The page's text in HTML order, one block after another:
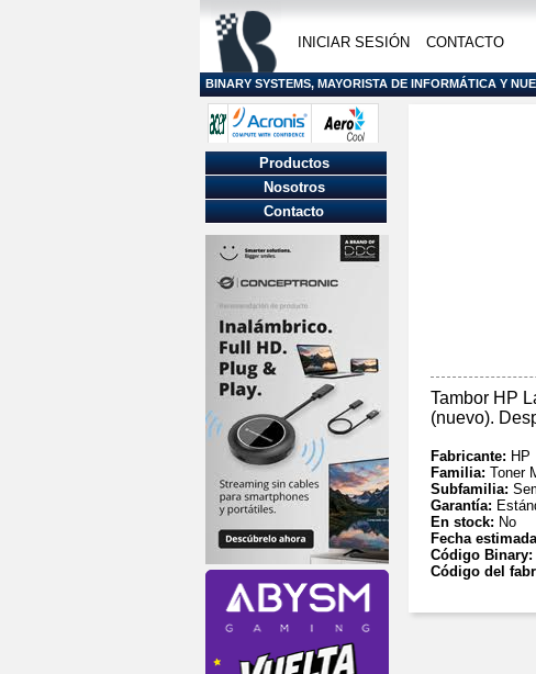
INICIAR SESIÓN CONTACTO
BINARY SYSTEMS, MAYORISTA DE INFORMÁTICA Y
Tambor HP
(nuevo).
Fabricante: HP
Familia: Toner
Subfamilia:
Garantía:
En stock: No
Fecha
Código Binary:
Código del
Productos
Nosotros
Contacto